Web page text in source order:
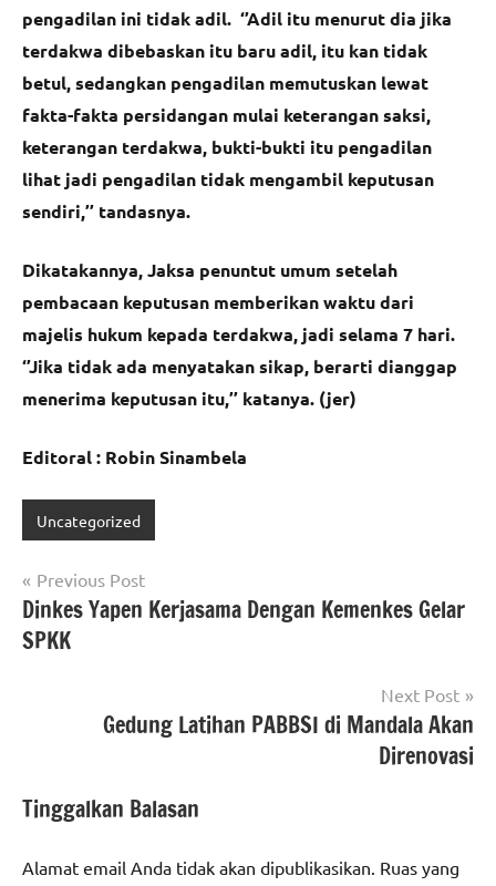
pengadilan ini tidak adil. ‘’Adil itu menurut dia jika
terdakwa dibebaskan itu baru adil, itu kan tidak
betul, sedangkan pengadilan memutuskan lewat
fakta-fakta persidangan mulai keterangan saksi,
keterangan terdakwa, bukti-bukti itu pengadilan
lihat jadi pengadilan tidak mengambil keputusan
sendiri,’’ tandasnya.
Dikatakannya, Jaksa penuntut umum setelah
pembacaan keputusan memberikan waktu dari
majelis hukum kepada terdakwa, jadi selama 7 hari.
‘’Jika tidak ada menyatakan sikap, berarti dianggap
menerima keputusan itu,’’ katanya. (jer)
Editoral : Robin Sinambela
Uncategorized
Navigasi
pos
Previous Post
Dinkes Yapen Kerjasama Dengan Kemenkes Gelar
SPKK
Next Post
Gedung Latihan PABBSI di Mandala Akan
Direnovasi
Tinggalkan Balasan
Alamat email Anda tidak akan dipublikasikan. Ruas yang